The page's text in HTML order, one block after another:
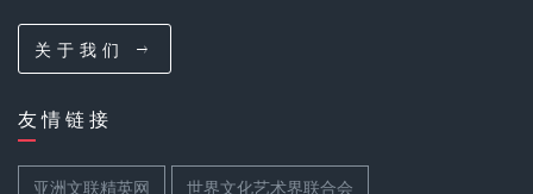
关 于 我 们
友 情 链 接
亚洲文联精英网 世界文化艺术界联合会